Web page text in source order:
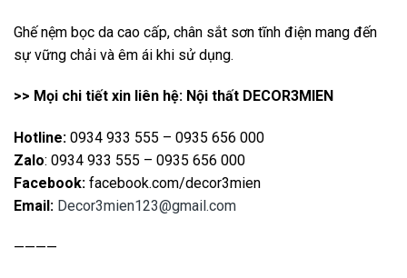
Ghế nệm bọc da cao cấp, chân sắt sơn tĩnh điện mang đến
sự vững chải và êm ái khi sử dụng.
>> Mọi chi tiết xin liên hệ: Nội thất DECOR3MIEN
Hotline: 0934 933 555 – 0935 656 000
Zalo: 0934 933 555 – 0935 656 000
Facebook: facebook.com/decor3mien
Email: Decor3mien123@gmail.com
————